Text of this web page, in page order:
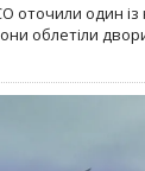
оточили один із
облетіли